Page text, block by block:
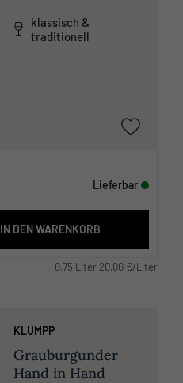
klassisch &
traditionell
Lieferbar
IN DEN WARENKORB
0,75 Liter 20,00 €/Liter
KLUMPP
Grauburgunder
Hand in Hand